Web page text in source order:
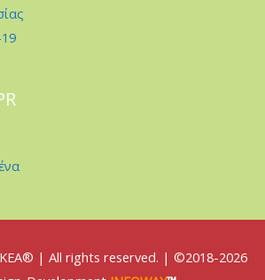
® | All rights reserved. | ©2018-2026